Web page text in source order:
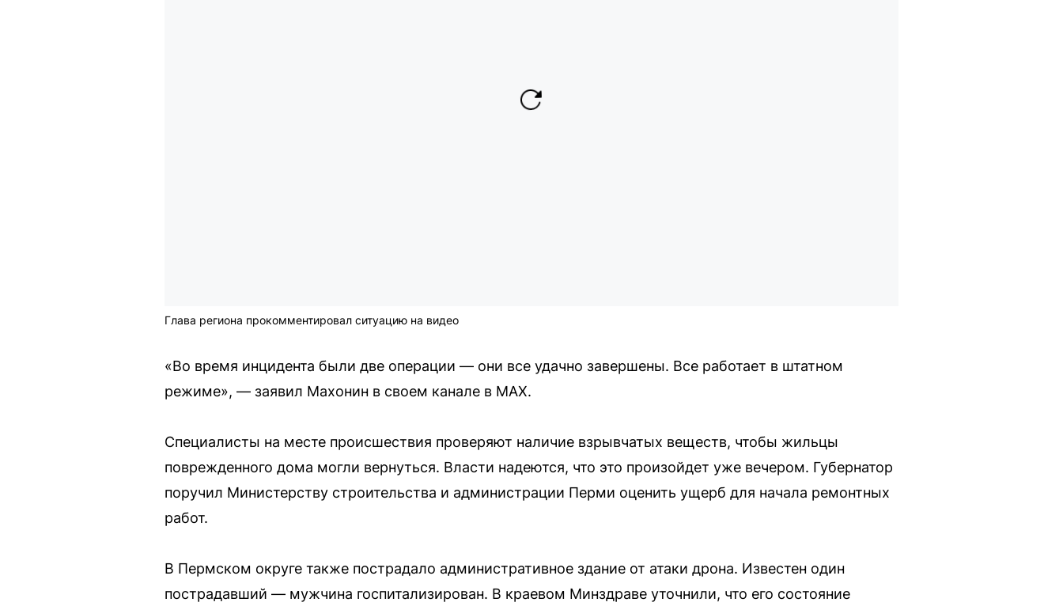
Глава региона прокомментировал ситуацию на видео
«Во время инцидента были две операции — они все удачно завершены. Все работает в штатном
режиме», — заявил Махонин в своем канале в MAX.
Специалисты на месте происшествия проверяют наличие взрывчатых веществ, чтобы жильцы
поврежденного дома могли вернуться. Власти надеются, что это произойдет уже вечером. Губернатор
поручил Министерству строительства и администрации Перми оценить ущерб для начала ремонтных
работ.
В Пермском округе также пострадало административное здание от атаки дрона. Известен один
пострадавший — мужчина госпитализирован. В краевом Минздраве уточнили, что его состояние